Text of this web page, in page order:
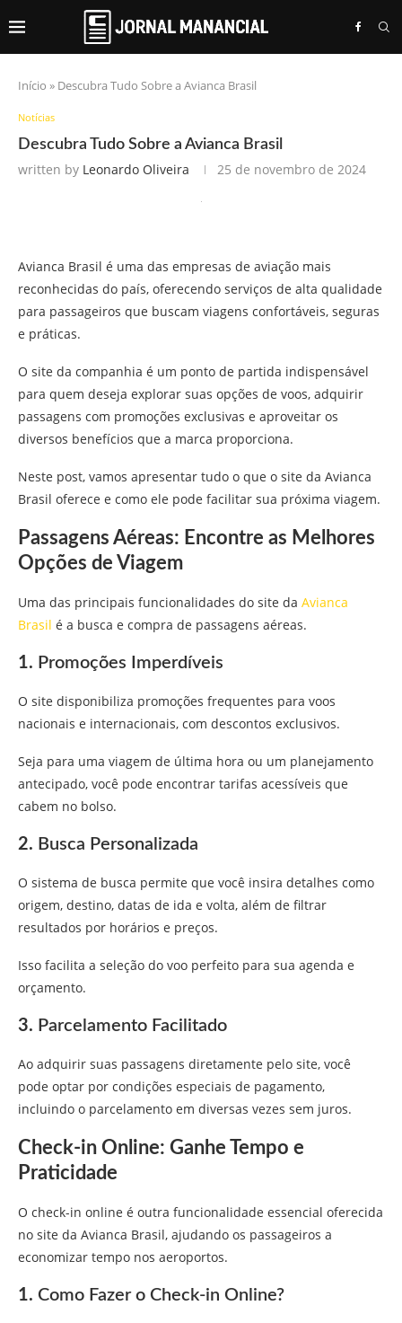
Início » Descubra Tudo Sobre a Avianca Brasil
Notícias
Descubra Tudo Sobre a Avianca Brasil
written by Leonardo Oliveira 25 de novembro de 2024
Avianca Brasil é uma das empresas de aviação mais
reconhecidas do país, oferecendo serviços de alta qualidade
para passageiros que buscam viagens confortáveis, seguras
e práticas.
O site da companhia é um ponto de partida indispensável
para quem deseja explorar suas opções de voos, adquirir
passagens com promoções exclusivas e aproveitar os
diversos benefícios que a marca proporciona.
Neste post, vamos apresentar tudo o que o site da Avianca
Brasil oferece e como ele pode facilitar sua próxima viagem.
Passagens Aéreas: Encontre as Melhores
Opções de Viagem
Uma das principais funcionalidades do site da Avianca
Brasil é a busca e compra de passagens aéreas.
1. Promoções Imperdíveis
O site disponibiliza promoções frequentes para voos
nacionais e internacionais, com descontos exclusivos.
Seja para uma viagem de última hora ou um planejamento
antecipado, você pode encontrar tarifas acessíveis que
cabem no bolso.
2. Busca Personalizada
O sistema de busca permite que você insira detalhes como
origem, destino, datas de ida e volta, além de filtrar
resultados por horários e preços.
Isso facilita a seleção do voo perfeito para sua agenda e
orçamento.
3. Parcelamento Facilitado
Ao adquirir suas passagens diretamente pelo site, você
pode optar por condições especiais de pagamento,
incluindo o parcelamento em diversas vezes sem juros.
Check-in Online: Ganhe Tempo e
Praticidade
O check-in online é outra funcionalidade essencial oferecida
no site da Avianca Brasil, ajudando os passageiros a
economizar tempo nos aeroportos.
1. Como Fazer o Check-in Online?